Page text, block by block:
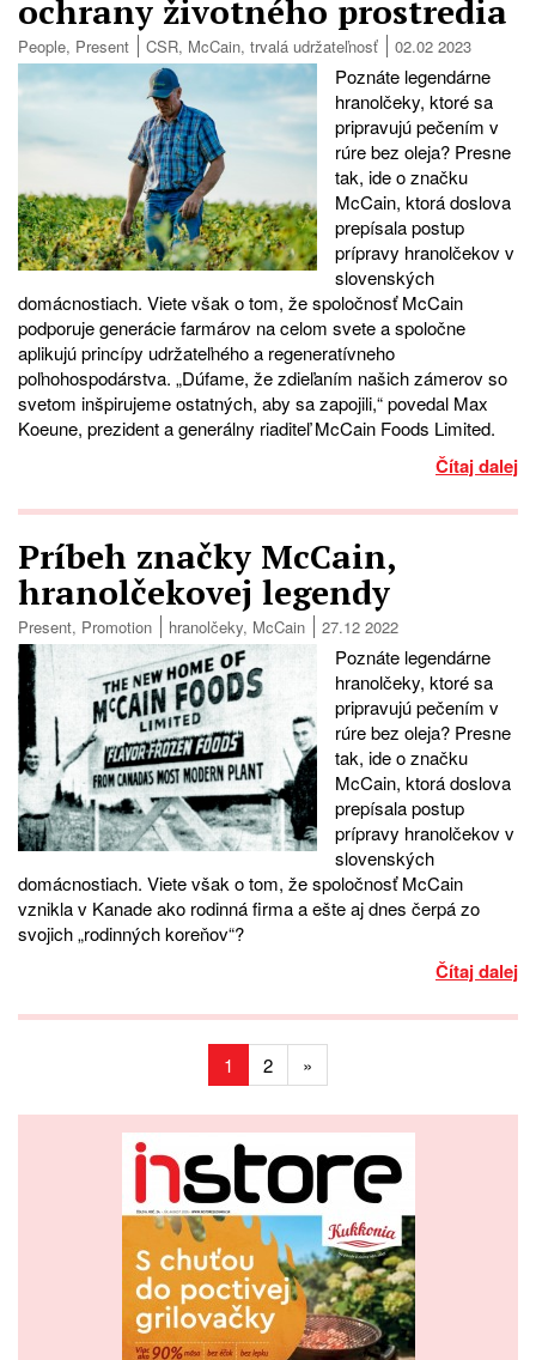
ochrany životného prostredia
People, Present CSR, McCain, trvalá udržateľnosť 02.02 2023
Poznáte legendárne
hranolčeky, ktoré sa
pripravujú pečením v
rúre bez oleja? Presne
tak, ide o značku
McCain, ktorá doslova
prepísala postup
prípravy hranolčekov v
slovenských
domácnostiach. Viete však o tom, že spoločnosť McCain
podporuje generácie farmárov na celom svete a spoločne
aplikujú princípy udržateľného a regeneratívneho
poľnohospodárstva. „Dúfame, že zdieľaním našich zámerov so
svetom inšpirujeme ostatných, aby sa zapojili,“ povedal Max
Koeune, prezident a generálny riaditeľ McCain Foods Limited.
Čítaj dalej
Príbeh značky McCain,
hranolčekovej legendy
Present, Promotion hranolčeky, McCain 27.12 2022
Poznáte legendárne
hranolčeky, ktoré sa
pripravujú pečením v
rúre bez oleja? Presne
tak, ide o značku
McCain, ktorá doslova
prepísala postup
prípravy hranolčekov v
slovenských
domácnostiach. Viete však o tom, že spoločnosť McCain
vznikla v Kanade ako rodinná firma a ešte aj dnes čerpá zo
svojich „rodinných koreňov“?
Čítaj dalej
1 2 »